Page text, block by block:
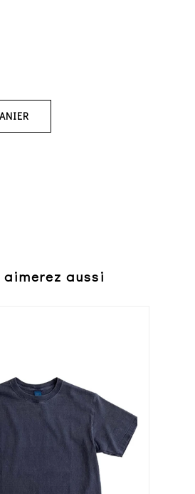
aimerez aussi